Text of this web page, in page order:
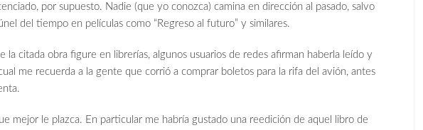
por supuesto. Nadie (que yo conozca) camina en dirección al pasado, salvo
del tiempo en películas como “Regreso al futuro” y similares.
la citada obra figure en librerías, algunos usuarios de redes afirman haberla leído y
me recuerda a la gente que corrió a comprar boletos para la rifa del avión, antes
mejor le plazca. En particular me habría gustado una reedición de aquel libro de